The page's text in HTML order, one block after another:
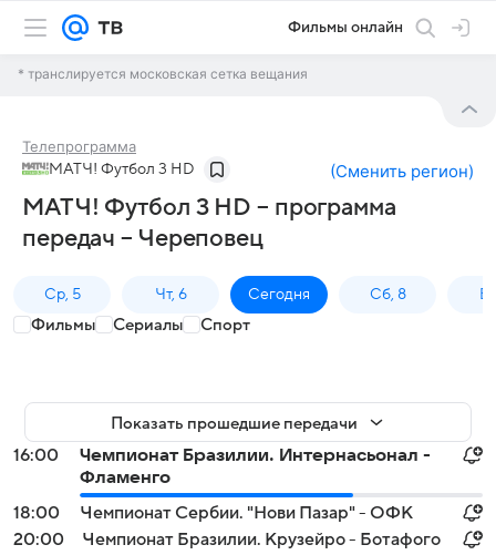
Фильмы онлайн
* транслируется московская сетка вещания
Телепрограмма
МАТЧ! Футбол 3 HD (Сменить регион)
МАТЧ! Футбол 3 HD – программа
передач – Череповец
Ср, 5 Чт, 6 Сегодня Сб, 8
Фильмы Сериалы Спорт
Показать прошедшие передачи
16:00
Чемпионат Бразилии. Интернасьонал -
Фламенго
18:00
Чемпионат Сербии. "Нови Пазар" - ОФК
20:00
Чемпионат Бразилии. Крузейро - Ботафого